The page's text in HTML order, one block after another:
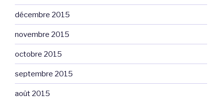
décembre 2015
novembre 2015
octobre 2015
septembre 2015
août 2015